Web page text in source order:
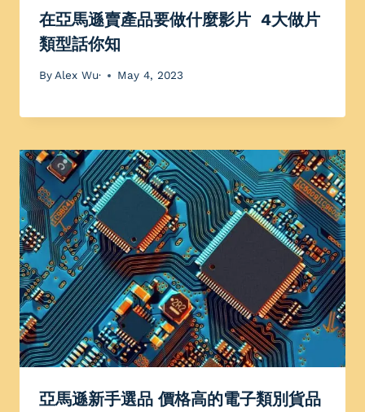
在亞馬遜賣產品要做什麼影片 4大做片
類型話你知
By Alex Wu· May 4, 2023
亞馬遜新手選品 價格高的電子類別貨品